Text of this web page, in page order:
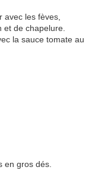
avec les fèves,
de chapelure.
la sauce tomate au
en gros dés.